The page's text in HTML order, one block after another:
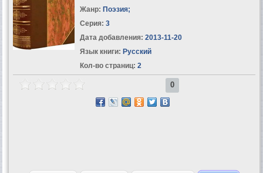
Жанр: Поэзия;
Серия: 3
Дата добавления: 2013-11-20
Язык книги: Русский
Кол-во страниц: 2
0